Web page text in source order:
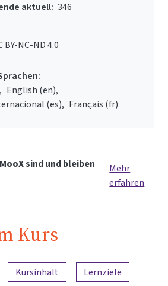
aktuell: 346
BY-NC-ND 4.0
English ‎(en)‎
‎(es)‎
Français ‎(fr)‎
sind und bleiben
Mehr
erfahren
Kurs
Kursinhalt
Lernziele